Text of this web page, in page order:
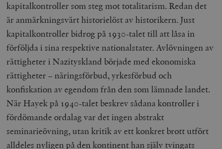
kapitalkontroller som steg mot totalitarism. Redan det
är anmärkningsvärt historielöst av historikern. Just
kapitalkontroller bidrog på 1930-talet till att låsa in
förföljda i sina respektive nationalstater. Avlövningen av
rättigheter i Nazityskland började med ekonomiska
rättigheter – näringsförbud, yrkesförbud och
konfiskation av egendom från den som lämnade landet.
När Hayek på 1940-talet beskrev sådana kontroller i
fördömande ordalag var det ingen abstrakt
seminarieövning, utan kritik av ett konkret brott utfört
alldeles nyligen på den kontinent han själv tvingats